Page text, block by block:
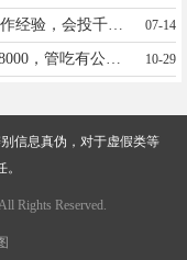
招聘抖店运营主管2名 要求有相关工作经验，会投千川，认真负责 薪资底薪+提成+分红，15131917110同微 07-14
★招湘菜师傅,年龄不限，工资5000-8000，管吃有公休，桥东邯郸路口附近13623195111 10-29
信息真伪，对于虚假类等
Rights Reserved.